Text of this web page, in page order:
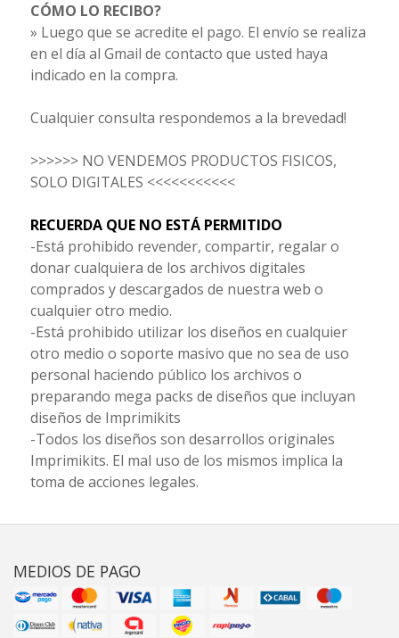
CÓMO LO RECIBO?
» Luego que se acredite el pago. El envío se realiza
en el día al Gmail de contacto que usted haya
indicado en la compra.
Cualquier consulta respondemos a la brevedad!
>>>>>> NO VENDEMOS PRODUCTOS FISICOS,
SOLO DIGITALES <<<<<<<<<<<
RECUERDA QUE NO ESTÁ PERMITIDO
-Está prohibido revender, compartir, regalar o
donar cualquiera de los archivos digitales
comprados y descargados de nuestra web o
cualquier otro medio.
-Está prohibido utilizar los diseños en cualquier
otro medio o soporte masivo que no sea de uso
personal haciendo público los archivos o
preparando mega packs de diseños que incluyan
diseños de Imprimikits
-Todos los diseños son desarrollos originales
Imprimikits. El mal uso de los mismos implica la
toma de acciones legales.
MEDIOS DE PAGO